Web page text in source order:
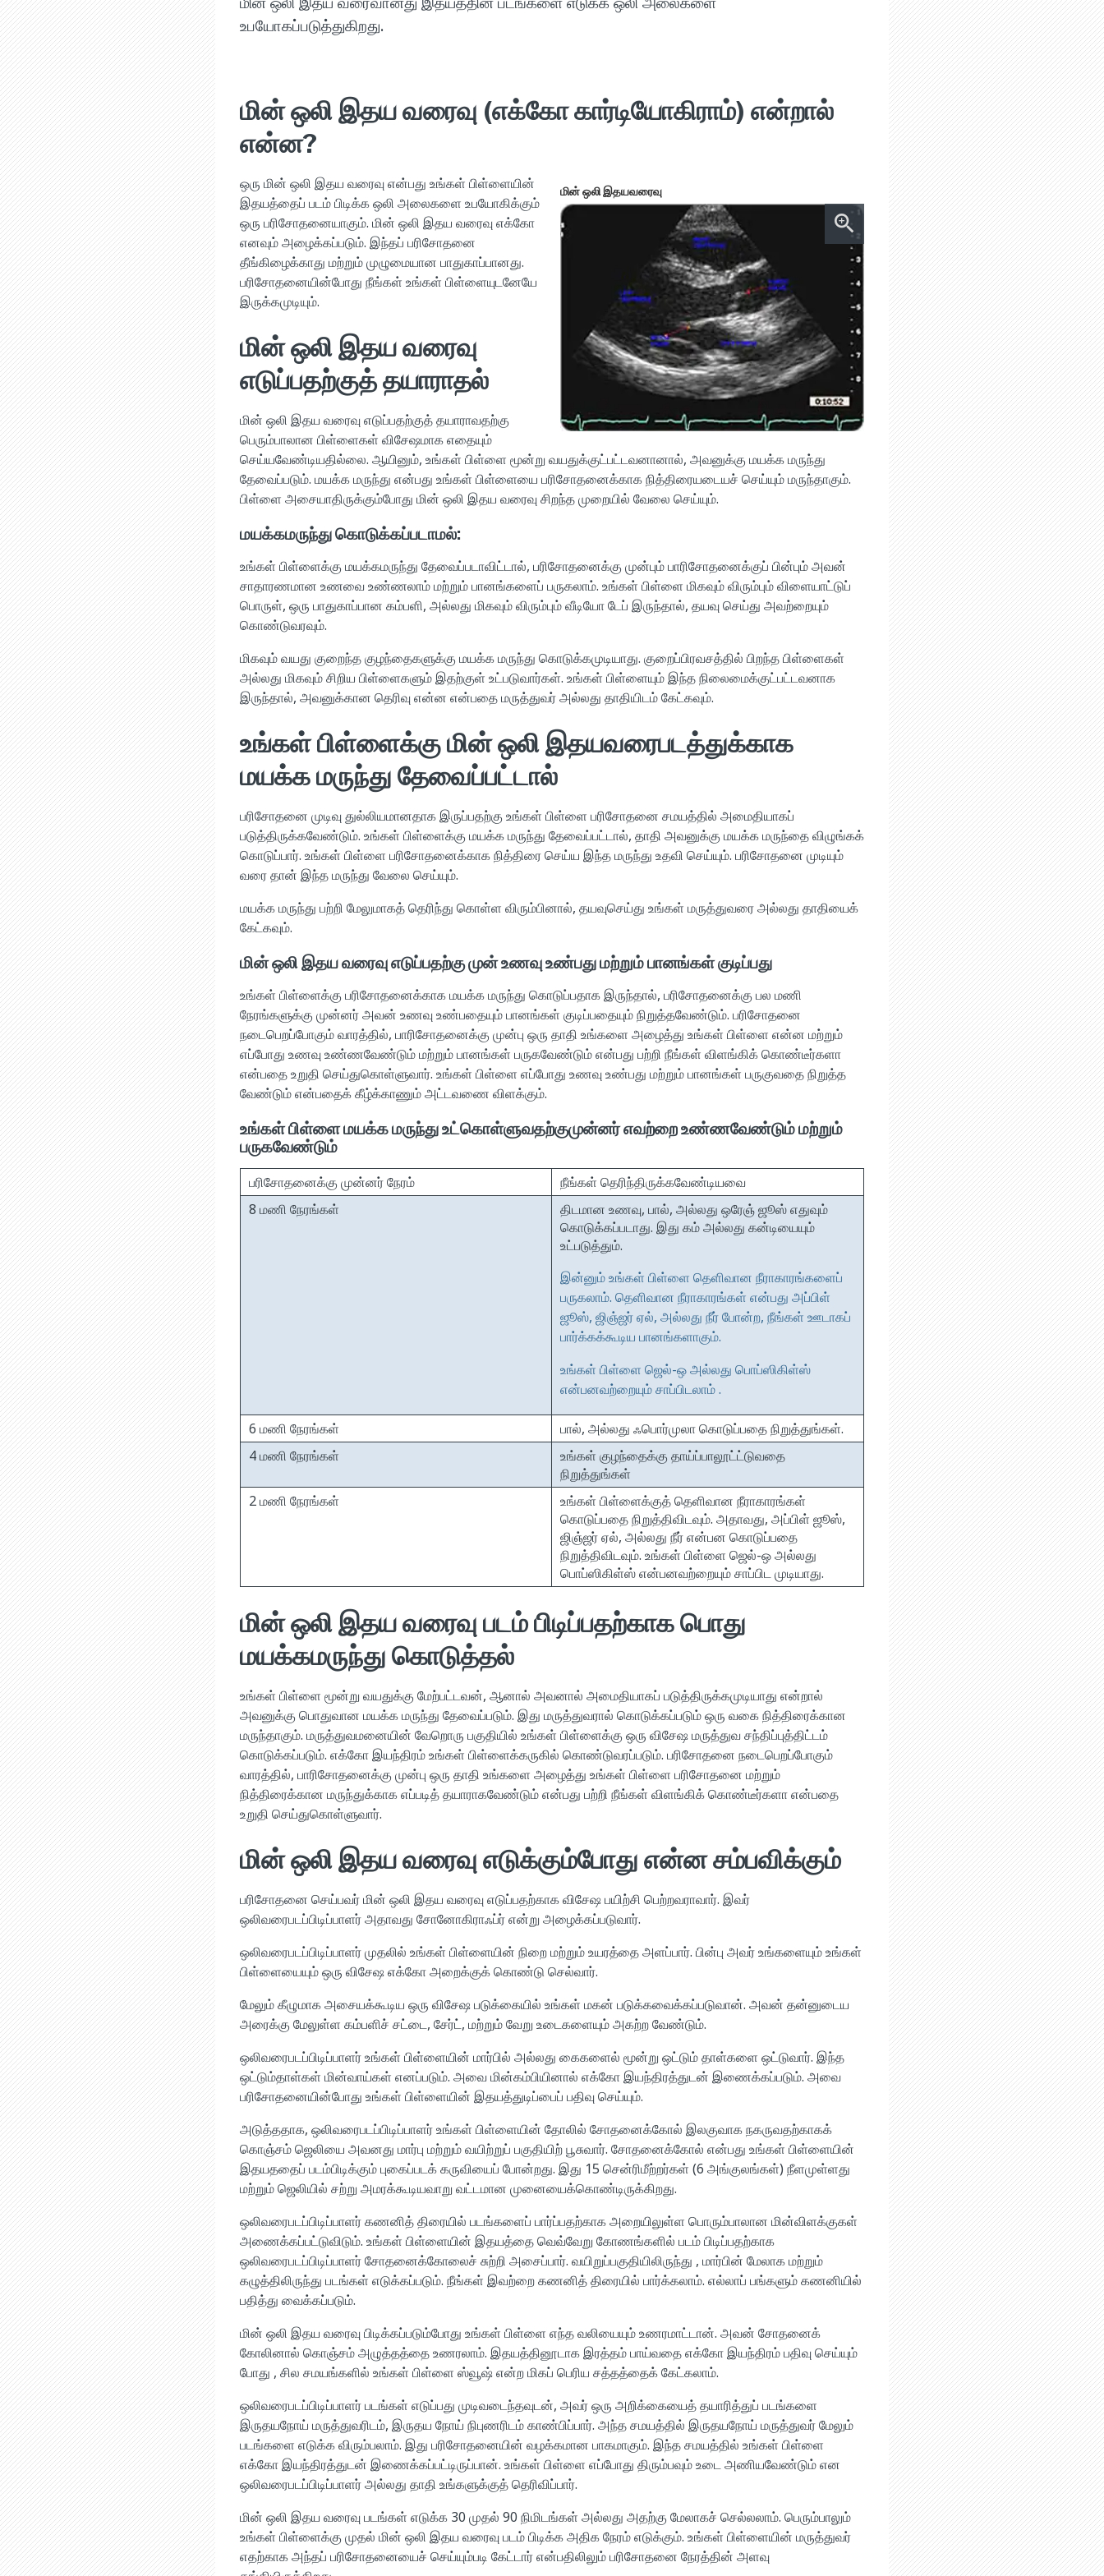
உபயோகப்படுத்துகிறது.
மின் ஒலி இதய வரைவு (எக்கோ கார்டியோகிராம்) என்றால்
என்ன?
மின் ஒலி இதயவரைவு
ஒரு மின் ஒலி இதய வரைவு என்பது உங்கள் பிள்ளையின்
இதயத்தைப் படம் பிடிக்க ஒலி அலைகளை உபயோகிக்கும்
ஒரு பரிசோதனையாகும். மின் ஒலி இதய வரைவு எக்கோ
எனவும் அழைக்கப்படும். இந்தப் பரிசோதனை
தீங்கிழைக்காது மற்றும் முழுமையான பாதுகாப்பானது.
பரிசோதனையின்போது நீங்கள் உங்கள் பிள்ளையுடனேயே
இருக்கமுடியும்.
மின் ஒலி இதய வரைவு
எடுப்பதற்குத் தயாராதல்
மின் ஒலி இதய வரைவு எடுப்பதற்குத் தயாராவதற்கு
பெரும்பாலான பிள்ளைகள் விசேஷமாக எதையும்
செய்யவேண்டியதில்லை. ஆயினும், உங்கள் பிள்ளை மூன்று வயதுக்குட்பட்டவனானால், அவனுக்கு மயக்க மருந்து
தேவைப்படும். மயக்க மருந்து என்பது உங்கள் பிள்ளையை பரிசோதனைக்காக நித்திரையடையச் செய்யும் மருந்தாகும்.
பிள்ளை அசையாதிருக்கும்போது மின் ஒலி இதய வரைவு சிறந்த முறையில் வேலை செய்யும்.
மயக்கமருந்து கொடுக்கப்படாமல்:
உங்கள் பிள்ளைக்கு மயக்கமருந்து தேவைப்படாவிட்டால், பரிசோதனைக்கு முன்பும் பாரிசோதனைக்குப் பின்பும் அவன்
சாதாரணமான உணவை உண்ணலாம் மற்றும் பானங்களைப் பருகலாம். உங்கள் பிள்ளை மிகவும் விரும்பும் விளையாட்டுப்
பொருள், ஒரு பாதுகாப்பான கம்பளி, அல்லது மிகவும் விரும்பும் வீடியோ டேப் இருந்தால், தயவு செய்து அவற்றையும்
கொண்டுவரவும்.
மிகவும் வயது குறைந்த குழந்தைகளுக்கு மயக்க மருந்து கொடுக்கமுடியாது. குறைப்பிரவசத்தில் பிறந்த பிள்ளைகள்
அல்லது மிகவும் சிறிய பிள்ளைகளும் இதற்குள் உட்படுவார்கள். உங்கள் பிள்ளையும் இந்த நிலைமைக்குட்பட்டவனாக
இருந்தால், அவனுக்கான தெரிவு என்ன என்பதை மருத்துவர் அல்லது தாதியிடம் கேட்கவும்.
உங்கள் பிள்ளைக்கு மின் ஒலி இதயவரைபடத்துக்காக
மயக்க மருந்து தேவைப்பட்டால்
பரிசோதனை முடிவு துல்லியமானதாக இருப்பதற்கு உங்கள் பிள்ளை பரிசோதனை சமயத்தில் அமைதியாகப்
படுத்திருக்கவேண்டும். உங்கள் பிள்ளைக்கு மயக்க மருந்து தேவைப்பட்டால், தாதி அவனுக்கு மயக்க மருந்தை விழுங்கக்
கொடுப்பார். உங்கள் பிள்ளை பரிசோதனைக்காக நித்திரை செய்ய இந்த மருந்து உதவி செய்யும். பரிசோதனை முடியும்
வரை தான் இந்த மருந்து வேலை செய்யும்.
மயக்க மருந்து பற்றி மேலுமாகத் தெரிந்து கொள்ள விரும்பினால், தயவுசெய்து உங்கள் மருத்துவரை அல்லது தாதியைக்
கேட்கவும்.
மின் ஒலி இதய வரைவு எடுப்பதற்கு முன் உணவு உண்பது மற்றும் பானங்கள் குடிப்பது
உங்கள் பிள்ளைக்கு பரிசோதனைக்காக மயக்க மருந்து கொடுப்பதாக இருந்தால், பரிசோதனைக்கு பல மணி
நேரங்களுக்கு முன்னர் அவன் உணவு உண்பதையும் பானங்கள் குடிப்பதையும் நிறுத்தவேண்டும். பரிசோதனை
நடைபெறப்போகும் வாரத்தில், பாரிசோதனைக்கு முன்பு ஒரு தாதி உங்களை அழைத்து உங்கள் பிள்ளை என்ன மற்றும்
எப்போது உணவு உண்ணவேண்டும் மற்றும் பானங்கள் பருகவேண்டும் என்பது பற்றி நீங்கள் விளங்கிக் கொண்டீர்களா
என்பதை உறுதி செய்துகொள்ளுவார். உங்கள் பிள்ளை எப்போது உணவு உண்பது மற்றும் பானங்கள் பருகுவதை நிறுத்த
வேண்டும் என்பதைக் கீழ்க்காணும் அட்டவணை விளக்கும்.
உங்கள் பிள்ளை மயக்க மருந்து உட்கொள்ளுவதற்குமுன்னர் எவற்றை உண்ணவேண்டும் மற்றும்
பருகவேண்டும்
பரிசோதனைக்கு முன்னர் நேரம்
நீங்கள் தெரிந்திருக்கவேண்டியவை
8 மணி நேரங்கள்
திடமான உணவு, பால், அல்லது ஒரேஞ் ஜூஸ் எதுவும்
கொடுக்கப்படாது. இது கம் அல்லது கன்டியையும்
உட்படுத்தும்.
இன்னும் உங்கள் பிள்ளை தெளிவான நீராகாரங்களைப்
பருகலாம். தெளிவான நீராகாரங்கள் என்பது அப்பிள்
ஜூஸ், ஜிஞ்ஜர் ஏல், அல்லது நீர் போன்ற, நீங்கள் ஊடாகப்
பார்க்கக்கூடிய பானங்களாகும்.
உங்கள் பிள்ளை ஜெல்-ஒ அல்லது பொப்ஸிகிள்ஸ்
என்பனவற்றையும் சாப்பிடலாம் .
6 மணி நேரங்கள்
பால், அல்லது ஃபொர்முலா கொடுப்பதை நிறுத்துங்கள்.
4 மணி நேரங்கள்
உங்கள் குழந்தைக்கு தாய்ப்பாலூட்ட்டுவதை
நிறுத்துங்கள்
2 மணி நேரங்கள்
உங்கள் பிள்ளைக்குத் தெளிவான நீராகாரங்கள்
கொடுப்பதை நிறுத்திவிடவும். அதாவது, அப்பிள் ஜூஸ்,
ஜிஞ்ஜர் ஏல், அல்லது நீர் என்பன கொடுப்பதை
நிறுத்திவிடவும். உங்கள் பிள்ளை ஜெல்-ஒ அல்லது
பொப்ஸிகிள்ஸ் என்பனவற்றையும் சாப்பிட முடியாது.
மின் ஒலி இதய வரைவு படம் பிடிப்பதற்காக பொது
மயக்கமருந்து கொடுத்தல்
உங்கள் பிள்ளை மூன்று வயதுக்கு மேற்பட்டவன், ஆனால் அவனால் அமைதியாகப் படுத்திருக்கமுடியாது என்றால்
அவனுக்கு பொதுவான மயக்க மருந்து தேவைப்படும். இது மருத்துவரால் கொடுக்கப்படும் ஒரு வகை நித்திரைக்கான
மருந்தாகும். மருத்துவமனையின் வேறொரு பகுதியில் உங்கள் பிள்ளைக்கு ஒரு விசேஷ மருத்துவ சந்திப்புத்திட்டம்
கொடுக்கப்படும். எக்கோ இயந்திரம் உங்கள் பிள்ளைக்கருகில் கொண்டுவரப்படும். பரிசோதனை நடைபெறப்போகும்
வாரத்தில், பாரிசோதனைக்கு முன்பு ஒரு தாதி உங்களை அழைத்து உங்கள் பிள்ளை பரிசோதனை மற்றும்
நித்திரைக்கான மருந்துக்காக எப்படித் தயாராகவேண்டும் என்பது பற்றி நீங்கள் விளங்கிக் கொண்டீர்களா என்பதை
உறுதி செய்துகொள்ளுவார்.
மின் ஒலி இதய வரைவு எடுக்கும்போது என்ன சம்பவிக்கும்
பரிசோதனை செய்பவர் மின் ஒலி இதய வரைவு எடுப்பதற்காக விசேஷ பயிற்சி பெற்றவராவார். இவர்
ஒலிவரைபடப்பிடிப்பாளர் அதாவது சோனோகிராஃப்ர் என்று அழைக்கப்படுவார்.
ஒலிவரைபடப்பிடிப்பாளர் முதலில் உங்கள் பிள்ளையின் நிறை மற்றும் உயரத்தை அளப்பார். பின்பு அவர் உங்களையும் உங்கள்
பிள்ளையையும் ஒரு விசேஷ எக்கோ அறைக்குக் கொண்டு செல்வார்.
மேலும் கீழுமாக அசையக்கூடிய ஒரு விசேஷ படுக்கையில் உங்கள் மகன் படுக்கவைக்கப்படுவான். அவன் தன்னுடைய
அரைக்கு மேலுள்ள கம்பளிச் சட்டை, சேர்ட், மற்றும் வேறு உடைகளையும் அகற்ற வேண்டும்.
ஒலிவரைபடப்பிடிப்பாளர் உங்கள் பிள்ளையின் மார்பில் அல்லது கைகளைல் மூன்று ஒட்டும் தாள்களை ஒட்டுவார். இந்த
ஒட்டும்தாள்கள் மின்வாய்கள் எனப்படும். அவை மின்கம்பியினால் எக்கோ இயந்திரத்துடன் இணைக்கப்படும். அவை
பரிசோதனையின்போது உங்கள் பிள்ளையின் இதயத்துடிப்பைப் பதிவு செய்யும்.
அடுத்ததாக, ஒலிவரைபடப்பிடிப்பாளர் உங்கள் பிள்ளையின் தோலில் சோதனைக்கோல் இலகுவாக நகருவதற்காகக்
கொஞ்சம் ஜெலியை அவனது மார்பு மற்றும் வயிற்றுப் பகுதியிற் பூசுவார். சோதனைக்கோல் என்பது உங்கள் பிள்ளையின்
இதயததைப் படம்பிடிக்கும் புகைப்படக் கருவியைப் போன்றது. இது 15 சென்ரிமீற்றர்கள் (6 அங்குலங்கள்) நீளமுள்ளது
மற்றும் ஜெலியில் சற்று அமரக்கூடியவாறு வட்டமான முனையைக்கொண்டிருக்கிறது.
ஒலிவரைபடப்பிடிப்பாளர் கணனித் திரையில் படங்களைப் பார்ப்பதற்காக அறையிலுள்ள பொரும்பாலான மின்விளக்குகள்
அணைக்கப்பட்டுவிடும். உங்கள் பிள்ளையின் இதயத்தை வெவ்வேறு கோணங்களில் படம் பிடிப்பதற்காக
ஒலிவரைபடப்பிடிப்பாளர் சோதனைக்கோலைச் சுற்றி அசைப்பார். வயிறுப்பகுதியிலிருந்து , மார்பின் மேலாக மற்றும்
கழுத்திலிருந்து படங்கள் எடுக்கப்படும். நீங்கள் இவற்றை கணனித் திரையில் பார்க்கலாம். எல்லாப் பங்களும் கணனியில்
பதித்து வைக்கப்படும்.
மின் ஒலி இதய வரைவு பிடிக்கப்படும்போது உங்கள் பிள்ளை எந்த வலியையும் உணரமாட்டான். அவன் சோதனைக்
கோலினால் கொஞ்சம் அழுத்தத்தை உணரலாம். இதயத்தினூடாக இரத்தம் பாய்வதை எக்கோ இயந்திரம் பதிவு செய்யும்
போது , சில சமயங்களில் உங்கள் பிள்ளை ஸ்வூஷ் என்ற மிகப் பெரிய சத்தத்தைக் கேட்கலாம்.
ஒலிவரைபடப்பிடிப்பாளர் படங்கள் எடுப்பது முடிவடைந்தவுடன், அவர் ஒரு அறிக்கையைத் தயாரித்துப் படங்களை
இருதயநோய் மருத்துவரிடம், இருதய நோய் நிபுணரிடம் காண்பிப்பார். அந்த சமயத்தில் இருதயநோய் மருத்துவர் மேலும்
படங்களை எடுக்க விரும்பலாம். இது பரிசோதனையின் வழக்கமான பாகமாகும். இந்த சமயத்தில் உங்கள் பிள்ளை
எக்கோ இயந்திரத்துடன் இணைக்கப்பட்டிருப்பான். உங்கள் பிள்ளை எப்போது திரும்பவும் உடை அணியவேண்டும் என
ஒலிவரைபடப்பிடிப்பாளர் அல்லது தாதி உங்களுக்குத் தெரிவிப்பார்.
மின் ஒலி இதய வரைவு படங்கள் எடுக்க 30 முதல் 90 நிமிடங்கள் அல்லது அதற்கு மேலாகச் செல்லலாம். பெரும்பாலும்
உங்கள் பிள்ளைக்கு முதல் மின் ஒலி இதய வரைவு படம் பிடிக்க அதிக நேரம் எடுக்கும். உங்கள் பிள்ளையின் மருத்துவர்
எதற்காக அந்தப் பரிசோதனையைச் செய்யும்படி கேட்டார் என்பதிலிலும் பரிசோதனை நேரத்தின் அளவு